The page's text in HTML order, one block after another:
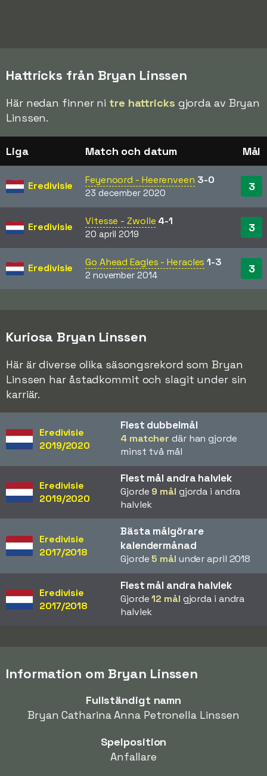
Hattricks från Bryan Linssen
Här nedan finner ni tre hattricks gjorda av Bryan
Linssen.
Liga Match och datum Mål
Eredivisie Feyenoord - Heerenveen 3-0
23 december 2020 3
Eredivisie Vitesse - Zwolle 4-1
20 april 2019 3
Eredivisie Go Ahead Eagles - Heracles 1-3
2 november 2014 3
Kuriosa Bryan Linssen
Här är diverse olika säsongsrekord som Bryan
Linssen har åstadkommit och slagit under sin
karriär.
Eredivisie
2019/2020
Flest dubbelmål
4 matcher där han gjorde
minst två mål
Eredivisie
2019/2020
Flest mål andra halvlek
Gjorde 9 mål gjorda i andra
halvlek
Eredivisie
2017/2018
Bästa målgörare
kalendermånad
Gjorde 5 mål under april 2018
Eredivisie
2017/2018
Flest mål andra halvlek
Gjorde12 mål gjorda i andra
halvlek
Information om Bryan Linssen
Fullständigt namn
Bryan Catharina Anna Petronella Linssen
Spelposition
Anfallare